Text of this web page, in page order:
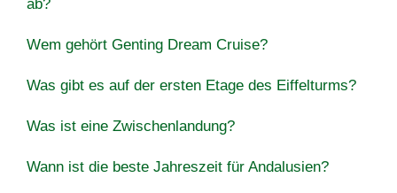
ab?
Wem gehört Genting Dream Cruise?
Was gibt es auf der ersten Etage des Eiffelturms?
Was ist eine Zwischenlandung?
Wann ist die beste Jahreszeit für Andalusien?